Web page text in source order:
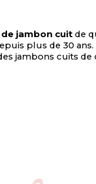
jambon cuit de
plus de 30
jambons cuits de